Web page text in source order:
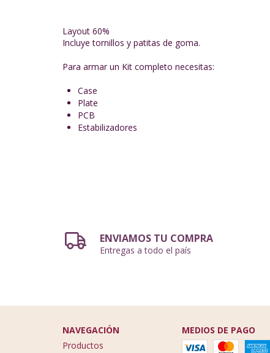
Layout 60%
Incluye tornillos y patitas de goma.
Para armar un Kit completo necesitas:
Case
Plate
PCB
Estabilizadores
ENVIAMOS TU COMPRA
Entregas a todo el país
NAVEGACIÓN
Productos
MEDIOS DE PAGO